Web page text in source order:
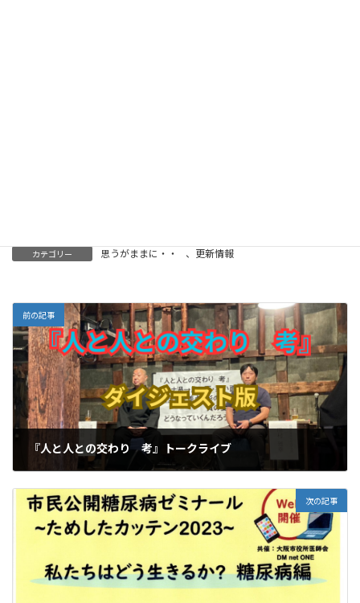
カテゴリー 思うがままに・・ 、 更新情報
前の記事
『人と人との交わり 考』トークライブ
次の記事